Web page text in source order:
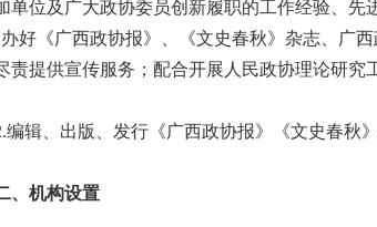
单位及广大政协委员创新履职的工作经验、
办好《广西政协报》、《文史春秋》杂志、广
责提供宣传服务；配合开展人民政协理论研究
、出版、发行《广西政协报》《文史春秋》
机构设置